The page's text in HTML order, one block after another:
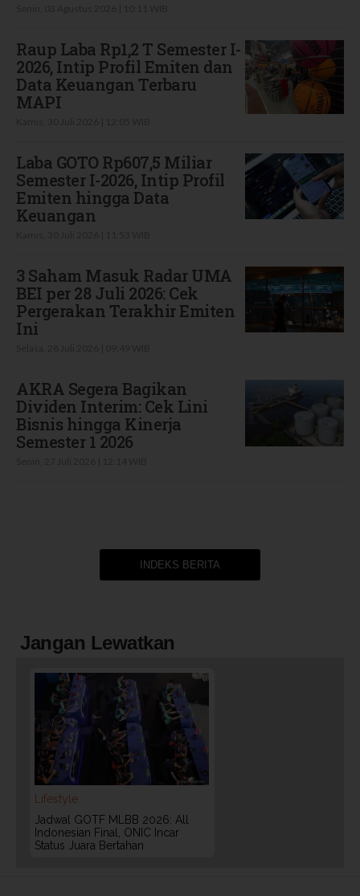
Raup Laba Rp1,2 T Semester I-
2026, Intip Profil Emiten dan
Data Keuangan Terbaru
MAPI
Laba GOTO Rp607,5 Miliar
Semester I-2026, Intip Profil
Emiten hingga Data
Keuangan
3 Saham Masuk Radar UMA
BEI per 28 Juli 2026: Cek
Pergerakan Terakhir Emiten
Ini
AKRA Segera Bagikan
Dividen Interim: Cek Lini
Bisnis hingga Kinerja
Semester 1 2026
INDEKS BERITA
Jangan Lewatkan
Lifestyle
Jadwal GOTF MLBB 2026: All
Indonesian Final, ONIC Incar
Status Juara Bertahan